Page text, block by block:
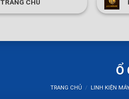
TRANG CHỦ
Ổ
TRANG CHỦ / LINH KIỆN